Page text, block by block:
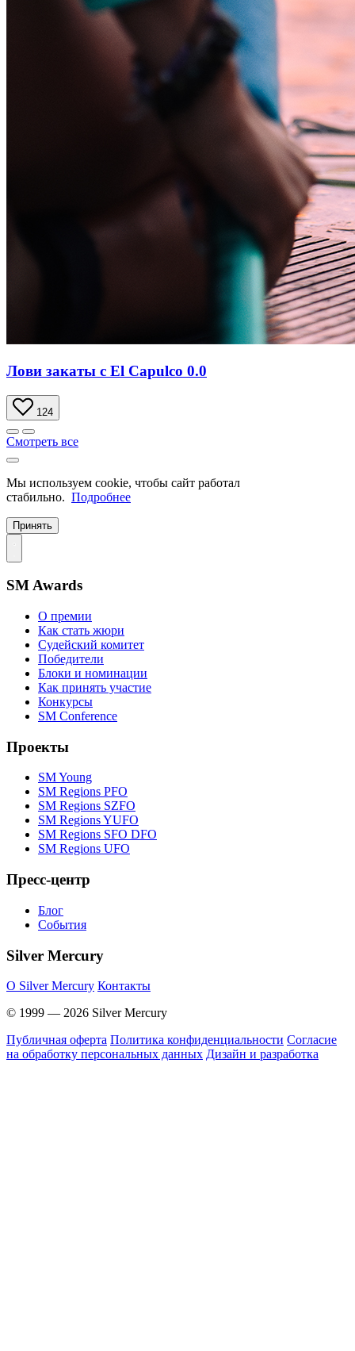
Лови закаты с El Capulco 0.0
124
Смотреть все
Мы используем cookie, чтобы сайт работал
стабильно. Подробнее
Принять
SM Awards
О премии
Как стать жюри
Судейский комитет
Победители
Блоки и номинации
Как принять участие
Конкурсы
SM Conference
Проекты
SM Young
SM Regions PFO
SM Regions SZFO
SM Regions YUFO
SM Regions SFO DFO
SM Regions UFO
Пресс-центр
Блог
События
Silver Mercury
O Silver Mercury Контакты
© 1999 — 2026 Silver Mercury
Публичная оферта Политика конфиденциальности Согласие
на обработку персональных данных Дизайн и разработка